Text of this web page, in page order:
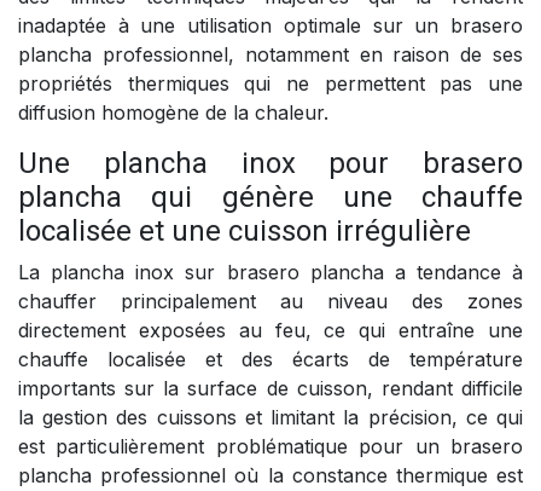
inadaptée à une utilisation optimale sur un brasero
plancha professionnel, notamment en raison de ses
propriétés thermiques qui ne permettent pas une
diffusion homogène de la chaleur.
Une plancha inox pour brasero
plancha qui génère une chauffe
localisée et une cuisson irrégulière
La plancha inox sur brasero plancha a tendance à
chauffer principalement au niveau des zones
directement exposées au feu, ce qui entraîne une
chauffe localisée et des écarts de température
importants sur la surface de cuisson, rendant difficile
la gestion des cuissons et limitant la précision, ce qui
est particulièrement problématique pour un brasero
plancha professionnel où la constance thermique est